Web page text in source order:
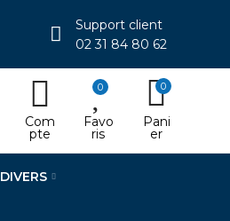
Support client
02 31 84 80 62
Com
pte
0
Favo
ris
0
Pani
er
DIVERS